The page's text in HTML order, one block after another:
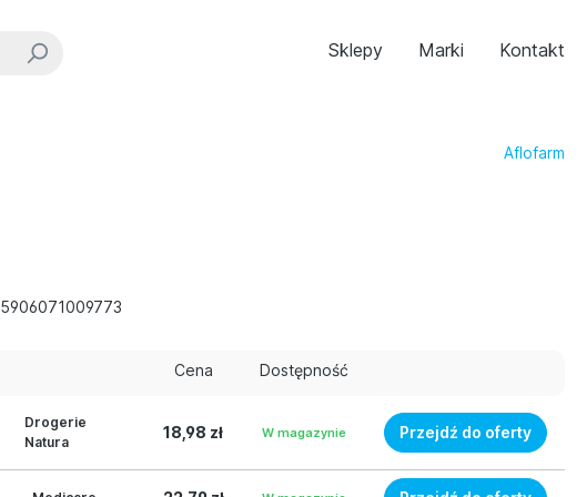
Sklepy Marki Kontakt
Aflofarm
5906071009773
Cena Dostępność
Drogerie
Natura
18,98 zł W magazynie Przejdź do oferty